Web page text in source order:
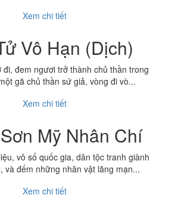
Xem chi tiết
Vô Hạn (Dịch)
đi, đem ngươi trở thành chủ thần trong
gã chủ thần sứ giả, vòng đi vò...
Xem chi tiết
Mỹ Nhân Chí
vô số quốc gia, dân tộc tranh giành
và đếm những nhân vật lãng mạn...
Xem chi tiết